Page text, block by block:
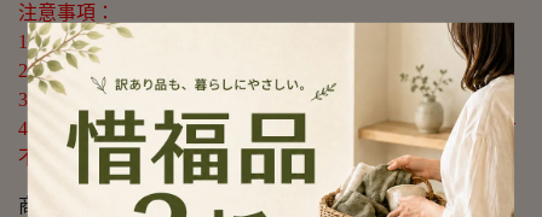
注意事項：
1.請勿重摔或高處掉落，以免商品受損。
2.請勿接近高溫或勿近火源處，以免商品受損。
3.商品情境圖片僅供參考，實際出貨不含週邊道具及配件。
4.購買前請先量測使用區域尺寸，確定無誤再購買以免尺寸
不合，敬請謹慎選購。
商品規格：